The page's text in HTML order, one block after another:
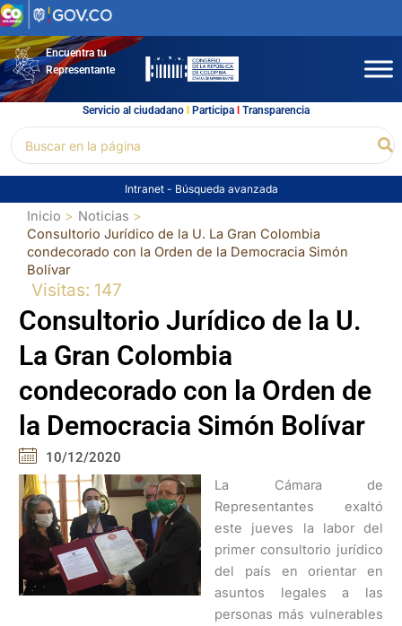
Ir
al
contenidoEncuentra tu
Representante
Servicio al ciudadano l Participal Transparencia
por:
Intranet - Búsqueda avanzada
Inicio
Noticias
Consultorio Jurídico de la U. La Gran Colombia
condecorado con la Orden de la Democracia Simón
Bolívar
Visitas: 147
Consultorio Jurídico de la U.
La Gran Colombia
condecorado con la Orden de
la Democracia Simón Bolívar
10/12/2020
La Cámara de
Representantes exaltó
este jueves la labor del
primer consultorio jurídico
del país en orientar en
asuntos legales a las
personas más vulnerables